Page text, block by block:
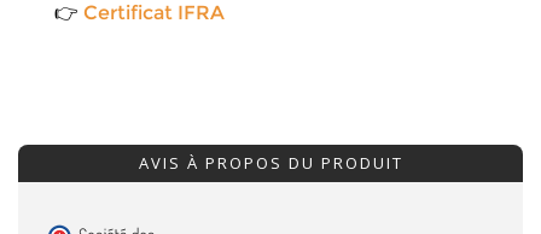
👉 Certificat IFRA
AVIS À PROPOS DU PRODUIT